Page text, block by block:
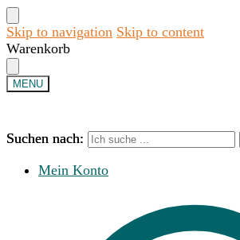
Skip to navigation Skip to content
Warenkorb
MENU
Suchen nach:
Mein Konto
Suchen nach: